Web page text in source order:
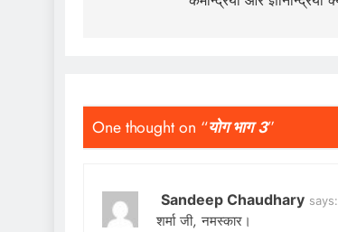
One thought on “योग भाग 3”
Sandeep Chaudhary says:
शर्मा जी, नमस्कार।